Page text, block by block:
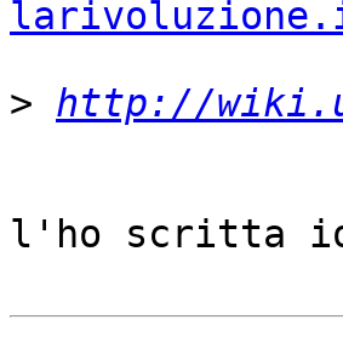
> http://
l'ho scritta